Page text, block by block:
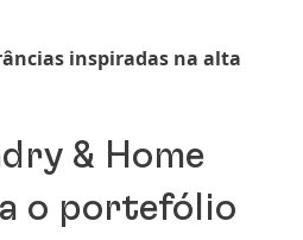
inspiradas na alta
& Home
o portefólio